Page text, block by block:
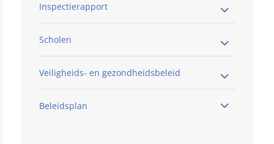
Inspectierapport
Scholen
Veiligheids- en gezondheidsbeleid
Beleidsplan